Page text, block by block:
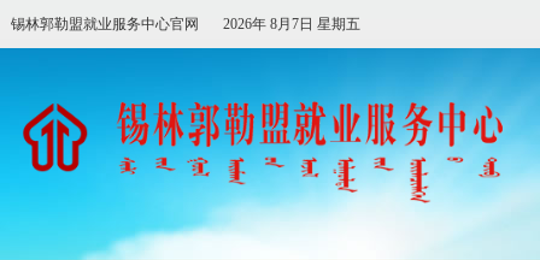
锡林郭勒盟就业服务中心官网 2026年 8月7日 星期五